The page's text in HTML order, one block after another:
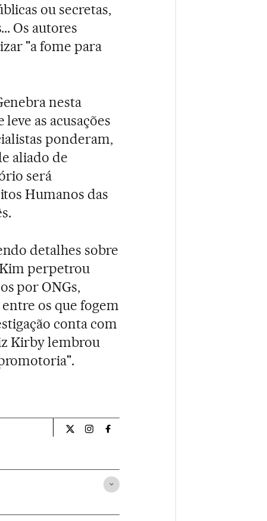
ou secretas,
Os autores
"a fome para
nesta
as acusações
ponderam,
aliado de
será
Humanos das
detalhes sobre
Kim perpetrou
por ONGs,
os que fogem
conta com
Kirby lembrou
Internacional El País Brasil en Twitter
Internacional El País Brasil en Instagram
Internacional El País Brasil en Facebook